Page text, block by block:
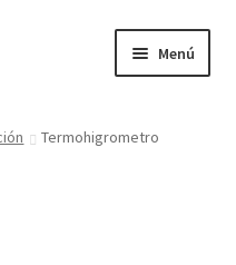
Menú
Termohigrometro